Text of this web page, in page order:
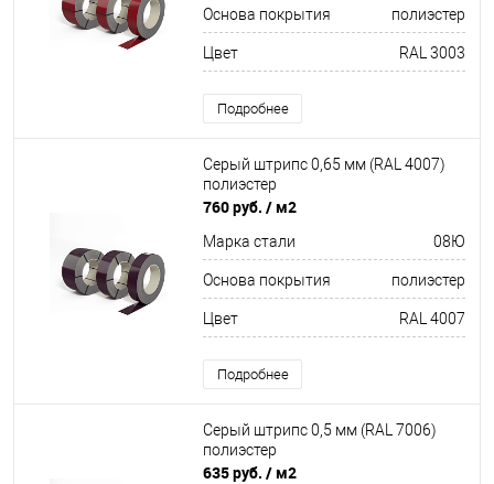
Основа покрытия полиэстер
Цвет RAL 3003
Подробнее
Серый штрипс 0,65 мм (RAL 4007)
полиэстер
760 руб. / м2
Марка стали 08Ю
Основа покрытия полиэстер
Цвет RAL 4007
Подробнее
Серый штрипс 0,5 мм (RAL 7006)
полиэстер
635 руб. / м2